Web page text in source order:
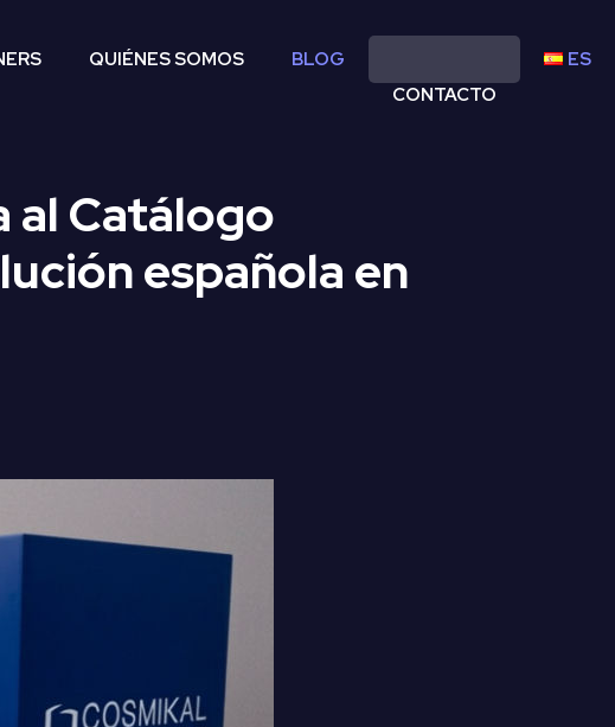
QUIÉNES SOMOS
BLOG
CONTACTO
ES
al Catálogo
española en